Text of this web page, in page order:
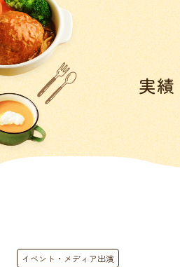
実績
イベント・メディア出演